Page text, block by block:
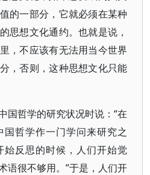
的一部分，它就必须在某种
思想文化通约。也就是说，
，不应该有无法用当今世界
，否则，这种思想文化只能
国哲学的研究状况时说：“在
哲学作一门学问来研究之
始反思的时候，人们开始觉
语很不够用。”于是，人们开